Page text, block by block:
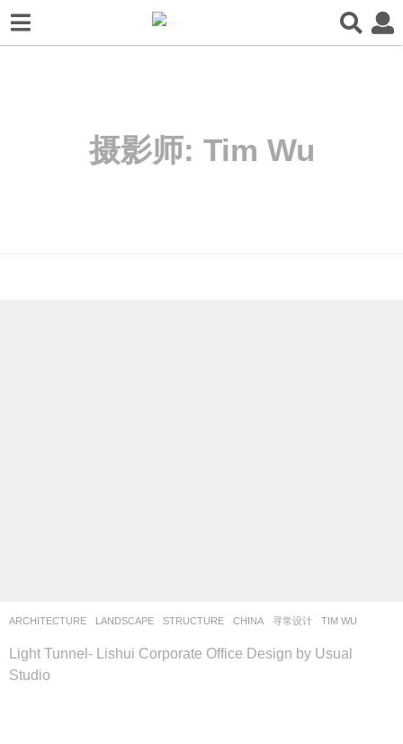
摄影师: Tim Wu
ARCHITECTURE ,LANDSCAPE STRUCTURE CHINA 寻常设计 TIM WU
Light Tunnel- Lishui Corporate Office Design by Usual
Studio